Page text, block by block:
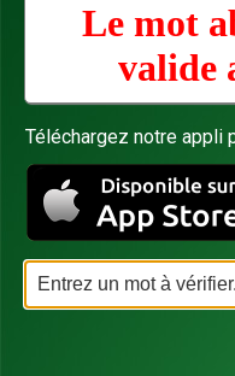
Le mot
valide
Téléchargez notre appli